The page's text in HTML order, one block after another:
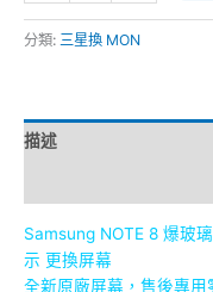
分類: 三星換 MON
描述
Samsung NOTE 8 爆玻
示 更換屏幕
全新原廠屏幕，售後專